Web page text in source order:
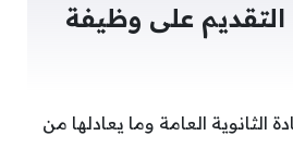
على وظيفة
العامة وما يعادلها من